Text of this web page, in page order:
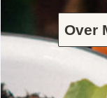
Over